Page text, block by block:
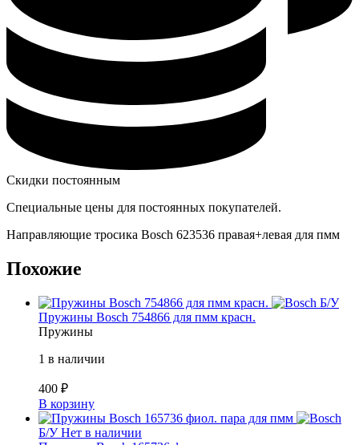
Скидки постоянным
Специальные цены для постоянных покупателей.
Направляющие тросика Bosch 623536 правая+левая для пмм
Похожие
Б/У
Пружины Bosch 754866 для пмм красн.
Пружины
1 в наличии
400 ₽
В корзину
Б/У Нет в наличии